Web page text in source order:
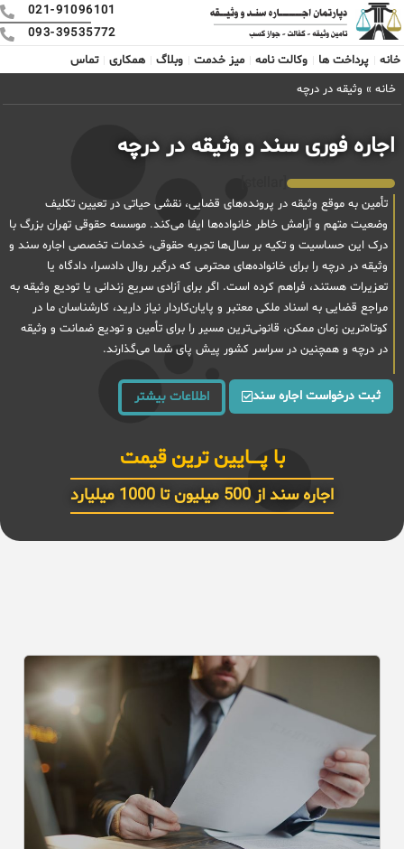
021-91096101
093-39535772
خانه
پرداخت ها وکالت نامه میز خدمت وبلاگ همکاری
تماس
خانه » وثیقه در درچه
اجاره فوری سند و وثیقه در درچه
تأمین به موقع وثیقه در پرونده‌های قضایی، نقشی حیاتی در تعیین تکلیف
وضعیت متهم و آرامش خاطر خانواده‌ها ایفا می‌کند. موسسه حقوقی تهران بزرگ با
درک این حساسیت و تکیه بر سال‌ها تجربه حقوقی، خدمات تخصصی اجاره سند و
وثیقه در درچه را برای خانواده‌های محترمی که درگیر روال دادسرا، دادگاه یا
تعزیرات هستند، فراهم کرده است. اگر برای آزادی سریع زندانی یا تودیع وثیقه به
مراجع قضایی به اسناد ملکی معتبر و پایان‌کاردار نیاز دارید، کارشناسان ما در
کوتاه‌ترین زمان ممکن، قانونی‌ترین مسیر را برای تأمین و تودیع ضمانت و وثیقه
در درچه و همچنین در سراسر کشور پیش پای شما می‌گذارند.
ثبت درخواست اجاره سند اطلاعات بیشتر
سند استعلامی و معتبر 6 دانـــگ
اجاره سند از 500 میلیون تا 1000 میلیارد